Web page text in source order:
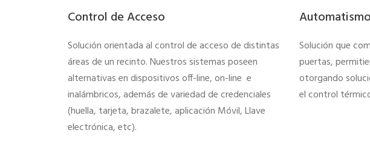
Control de Acceso
Solución orientada al control de acceso de distintas
áreas de un recinto. Nuestros sistemas poseen
alternativas en dispositivos off-line, on-line e
inalámbricos, además de variedad de credenciales
(huella, tarjeta, brazalete, aplicación Móvil, Llave
electrónica, etc).
Automatismo
Solución que
puertas,
otorgando
el control